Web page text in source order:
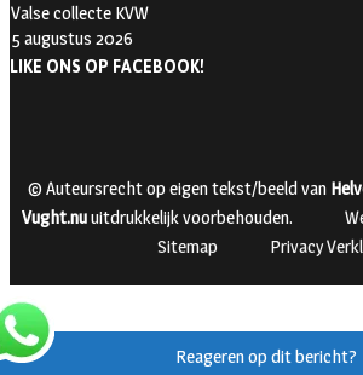
Valse collecte KVW
5 augustus 2026
LIKE ONS OP FACEBOOK!
Reageren op dit bericht?
© Auteursrecht op eigen tekst/beeld van
Vught.nuuitdrukkelijk voorbehouden.
Sitemap
Privacy